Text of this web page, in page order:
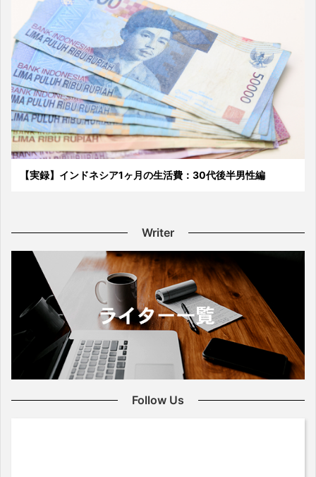
【実録】インドネシア1ヶ月の生活費：30代後半男性編
Writer
Follow Us